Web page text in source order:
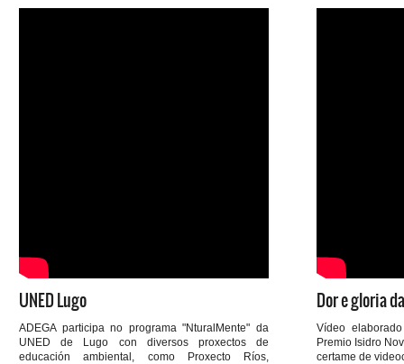
UNED Lugo
ADEGA participa no programa "NturalMente" da
UNED de Lugo con diversos proxectos de
educación ambiental, como Proxecto Ríos,
Dor e gloria
Vídeo
Premio Isidro
certame de